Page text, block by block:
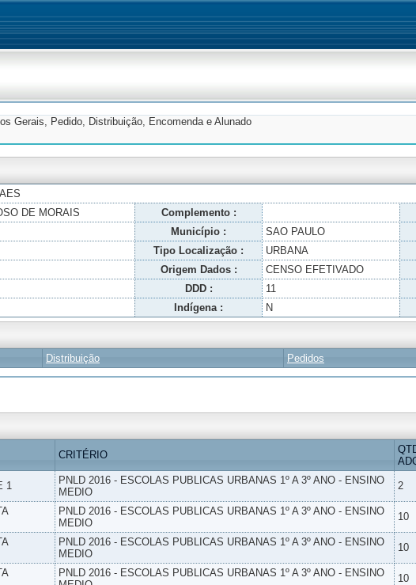
Gerais, Pedido, Distribuição, Encomenda e Alunado
DE MORAIS Complemento :
Município : SAO PAULO
Tipo Localização : URBANA
Origem Dados : CENSO EFETIVADO
DDD : 11
Indígena : N
Distribuição Pedidos
CRITÉRIO
1
PNLD 2016 - ESCOLAS PUBLICAS URBANAS 1º A 3º ANO - ENSINO
MEDIO
2
PNLD 2016 - ESCOLAS PUBLICAS URBANAS 1º A 3º ANO - ENSINO
MEDIO
10
PNLD 2016 - ESCOLAS PUBLICAS URBANAS 1º A 3º ANO - ENSINO
MEDIO
10
PNLD 2016 - ESCOLAS PUBLICAS URBANAS 1º A 3º ANO - ENSINO
10